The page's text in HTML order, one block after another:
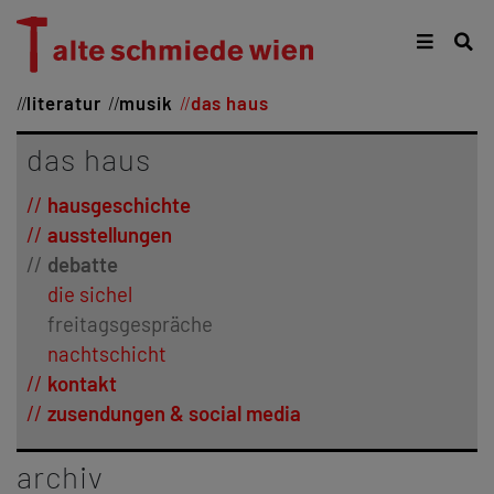
literatur musik das haus
das haus
hausgeschichte
ausstellungen
debatte
die sichel
freitagsgespräche
nachtschicht
kontakt
zusendungen & social media
archiv